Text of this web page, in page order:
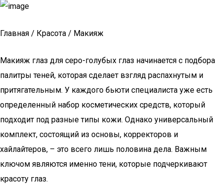
Главная / Красота / Макияж
Макияж глаз для серо-голубых глаз начинается с подбора
палитры теней, которая сделает взгляд распахнутым и
притягательным. У каждого бьюти специалиста уже есть
определенный набор косметических средств, который
подходит под разные типы кожи. Однако универсальный
комплект, состоящий из основы, корректоров и
хайлайтеров, – это всего лишь половина дела. Важным
ключом являются именно тени, которые подчеркивают
красоту глаз.